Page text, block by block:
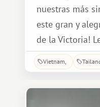
nuestras más
este gran y
de la Victoria!
salud,
prometedor
¡Que siempre
cariño y el
Vietnam